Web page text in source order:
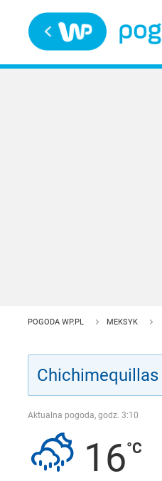
POGODA WP.PL MEKSYK
Aktualna pogoda, godz. 3:10
16